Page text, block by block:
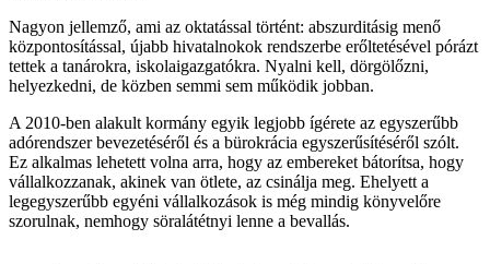
Nagyon jellemző, ami az oktatással történt: abszurditásig menő
központosítással, újabb hivatalnokok rendszerbe erőltetésével pórázt
tettek a tanárokra, iskolaigazgatókra. Nyalni kell, dörgölőzni,
helyezkedni, de közben semmi sem működik jobban.
A 2010-ben alakult kormány egyik legjobb ígérete az egyszerűbb
adórendszer bevezetéséről és a bürokrácia egyszerűsítéséről szólt.
Ez alkalmas lehetett volna arra, hogy az embereket bátorítsa, hogy
vállalkozzanak, akinek van ötlete, az csinálja meg. Ehelyett a
legegyszerűbb egyéni vállalkozások is még mindig könyvelőre
szorulnak, nemhogy söralátétnyi lenne a bevallás.